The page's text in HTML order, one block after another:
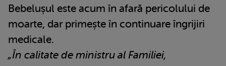
Bebelușul este acum în afară pericolului de
moarte, dar primește în continuare îngrijiri
medicale.
„În calitate de ministru al Familiei,